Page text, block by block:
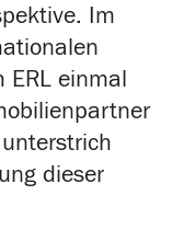
Im
ERL einmal
dieser